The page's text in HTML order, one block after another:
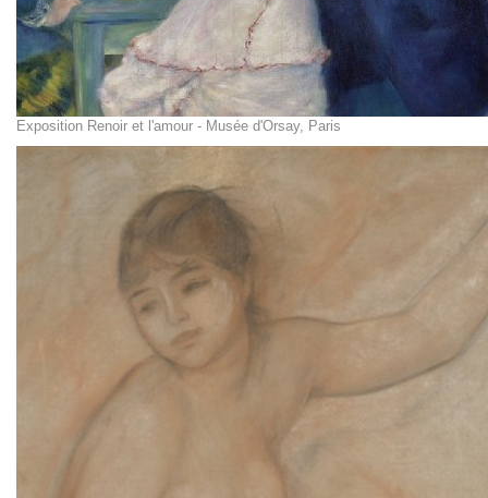
Exposition Renoir et l'amour - Musée d'Orsay, Paris